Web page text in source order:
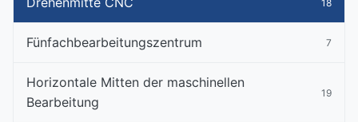
18
Fünfachbearbeitungszentrum 7
Horizontale Mitten der maschinellen
Bearbeitung
19